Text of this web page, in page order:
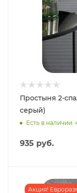
Простыня 2-
серый)
Есть в наличии:
935 руб.
Акция!